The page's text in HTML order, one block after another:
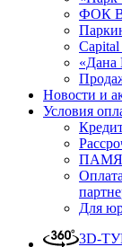
ФОК
Capital
«Дана
Новости и
Условия
Для
3D-